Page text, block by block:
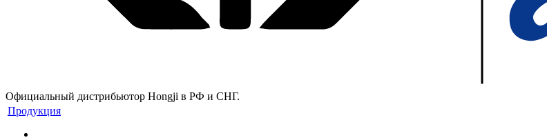
Официальный дистрибьютор Hongji в РФ и СНГ.
Продукция